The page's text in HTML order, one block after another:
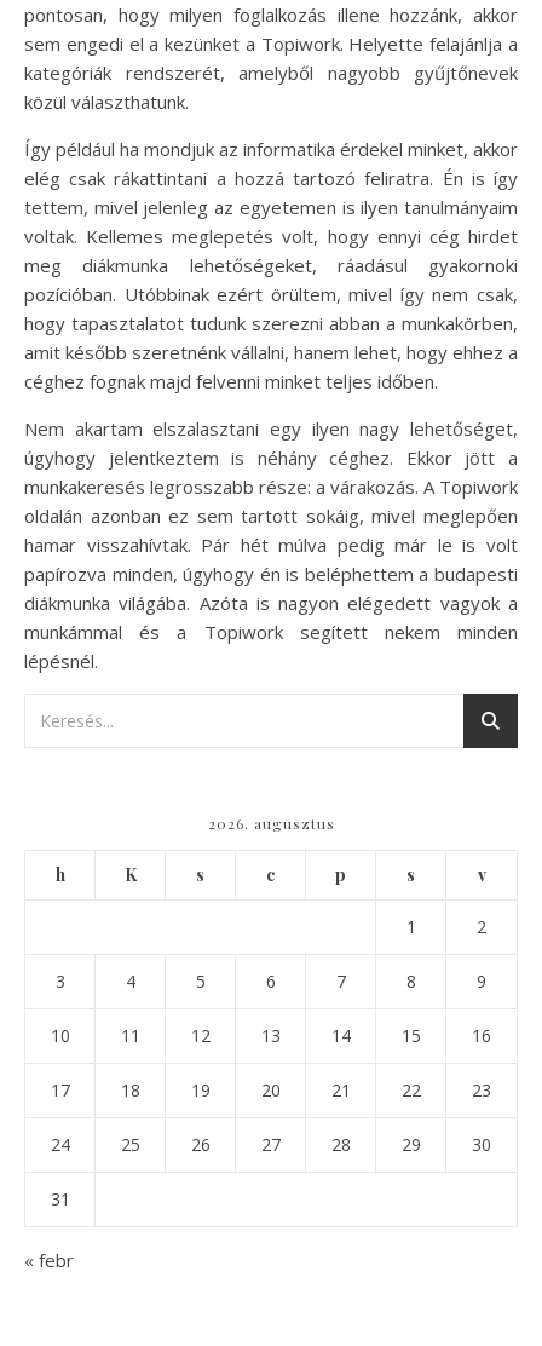
pontosan, hogy milyen foglalkozás illene hozzánk, akkor
sem engedi el a kezünket a Topiwork. Helyette felajánlja a
kategóriák rendszerét, amelyből nagyobb gyűjtőnevek
közül választhatunk.
Így például ha mondjuk az informatika érdekel minket, akkor
elég csak rákattintani a hozzá tartozó feliratra. Én is így
tettem, mivel jelenleg az egyetemen is ilyen tanulmányaim
voltak. Kellemes meglepetés volt, hogy ennyi cég hirdet
meg diákmunka lehetőségeket, ráadásul gyakornoki
pozícióban. Utóbbinak ezért örültem, mivel így nem csak,
hogy tapasztalatot tudunk szerezni abban a munkakörben,
amit később szeretnénk vállalni, hanem lehet, hogy ehhez a
céghez fognak majd felvenni minket teljes időben.
Nem akartam elszalasztani egy ilyen nagy lehetőséget,
úgyhogy jelentkeztem is néhány céghez. Ekkor jött a
munkakeresés legrosszabb része: a várakozás. A Topiwork
oldalán azonban ez sem tartott sokáig, mivel meglepően
hamar visszahívtak. Pár hét múlva pedig már le is volt
papírozva minden, úgyhogy én is beléphettem a budapesti
diákmunka világába. Azóta is nagyon elégedett vagyok a
munkámmal és a Topiwork segített nekem minden
lépésnél.
2026. augusztus
h K s c p s v
1 2
3 4 5 6 7 8 9
10 11 12 13 14 15 16
17 18 19 20 21 22 23
24 25 26 27 28 29 30
31
« febr